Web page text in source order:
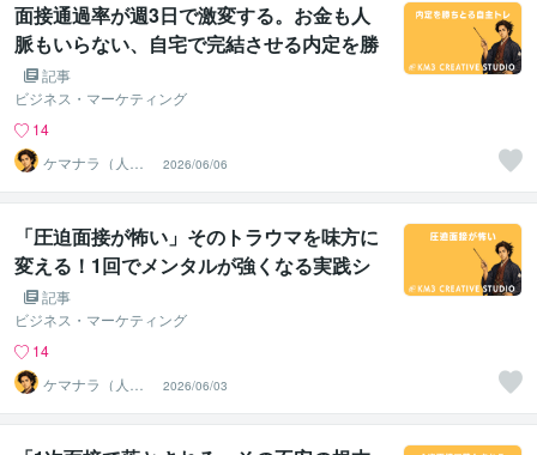
面接通過率が週3日で激変する。お金も人
脈もいらない、自宅で完結させる内定を勝
ちとる自主トレ法
記事
ビジネス・マーケティング
14
ケマナラ（人
事・採用コンサ
ルタント）
2026/06/06
「圧迫面接が怖い」そのトラウマを味方に
変える！1回でメンタルが強くなる実践シ
ミュレーション
記事
ビジネス・マーケティング
14
ケマナラ（人
事・採用コンサ
ルタント）
2026/06/03